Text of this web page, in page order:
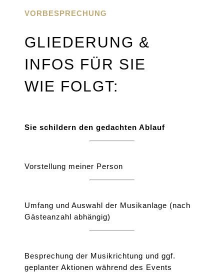
VORBESPRECHUNG
GLIEDERUNG &
INFOS FÜR SIE
WIE FOLGT:
Sie schildern den gedachten Ablauf
Vorstellung meiner Person
Umfang und Auswahl der Musikanlage (nach
Gästeanzahl abhängig)
Besprechung der Musikrichtung und ggf.
geplanter Aktionen während des Events